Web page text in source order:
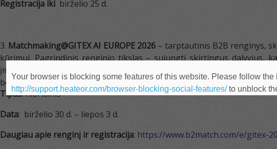
Registracija iki birželio 25 d.
Matchmaking@GITEX AI EUROPE 2026– tarptautinis B2B renginys,
kūrimui. Pagrindinis renginio tikslas – sujungti skirtingus dalyvius,
įmonės gali ieškoti verslo partnerių, klientų ar tiekėjų, startuoliai
bendrų tyrimų ir inovacijų projektų, o inovacijų ekosistemos dalyviai –
Tipas:hibridinis
Data: birželio 30 d. – liepos 3 d.
Daugiau apie renginį ir registracija: https://www.b2match.com/e/gitex-
Your browser is blocking some features of this website. Please follow the
http://support.heateor.com/browser-blocking-social-features/to unblock